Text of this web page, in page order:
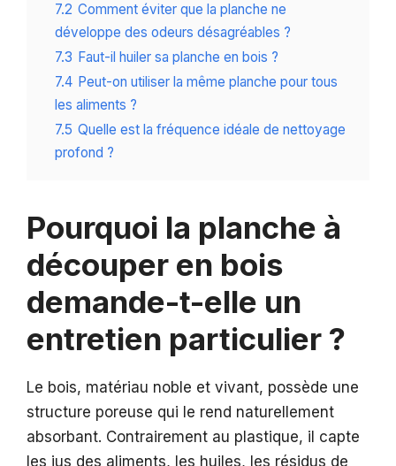
7.2 Comment éviter que la planche ne
développe des odeurs désagréables ?
7.3 Faut-il huiler sa planche en bois ?
7.4 Peut-on utiliser la même planche pour tous
les aliments ?
7.5 Quelle est la fréquence idéale de nettoyage
profond ?
Pourquoi la planche à
découper en bois
demande-t-elle un
entretien particulier ?
Le bois, matériau noble et vivant, possède une
structure poreuse qui le rend naturellement
absorbant. Contrairement au plastique, il capte
les jus des aliments, les huiles, les résidus de